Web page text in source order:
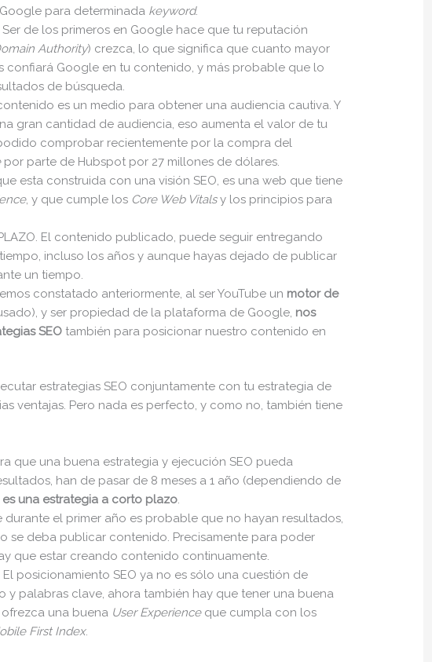
para determinada keyword.
Ser de los primeros en Google hace que tu reputación
Authority) crezca, lo que significa que cuanto mayor
confiará Google en tu contenido, y más probable que lo
de búsqueda.
es un medio para obtener una audiencia cautiva. Y
gran cantidad de audiencia, eso aumenta el valor de tu
comprobar recientemente por la compra del
por parte de Hubspot por 27 millones de dólares.
esta construida con una visión SEO, es una web que tiene
, y que cumple los Core Web Vitalsy los principios para
PLAZO. El contenido publicado, puede seguir entregando
incluso los años y aunque hayas dejado de publicar
un tiempo.
constatado anteriormente, al ser YouTube un motor de
y ser propiedad de la plataforma de Google, nos
SEO también para posicionar nuestro contenido en
estrategias SEO conjuntamente con tu estrategia de
ventajas. Pero nada es perfecto, y como no, también tiene
que una buena estrategia y ejecución SEO pueda
han de pasar de 8 meses a 1 año (dependiendo de
es una estrategia a corto plazo.
durante el primer año es probable que no hayan resultados,
se deba publicar contenido. Precisamente para poder
que estar creando contenido continuamente.
El posicionamiento SEO ya no es sólo una cuestión de
y palabras clave, ahora también hay que tener una buena
una buena User Experienceque cumpla con los
First Index.